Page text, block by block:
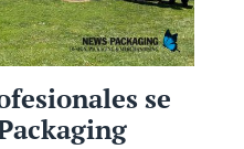
se